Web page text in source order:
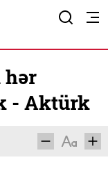
hər
- Aktürk